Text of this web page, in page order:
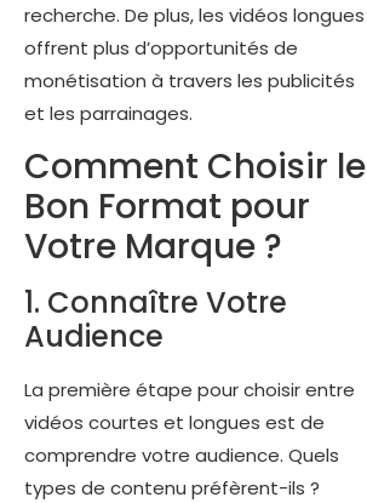
recherche. De plus, les vidéos longues
offrent plus d’opportunités de
monétisation à travers les publicités
et les parrainages.
Comment Choisir le
Bon Format pour
Votre Marque ?
1. Connaître Votre
Audience
La première étape pour choisir entre
vidéos courtes et longues est de
comprendre votre audience. Quels
types de contenu préfèrent-ils ?